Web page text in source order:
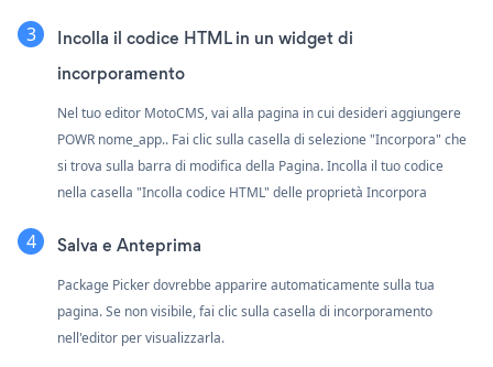
Incolla il codice HTML in un widget di
incorporamento
Nel tuo editor MotoCMS, vai alla pagina in cui desideri aggiungere
POWR nome_app.. Fai clic sulla casella di selezione "Incorpora" che
si trova sulla barra di modifica della Pagina. Incolla il tuo codice
nella casella "Incolla codice HTML" delle proprietà Incorpora
Salva e Anteprima
Package Picker dovrebbe apparire automaticamente sulla tua
pagina. Se non visibile, fai clic sulla casella di incorporamento
nell'editor per visualizzarla.